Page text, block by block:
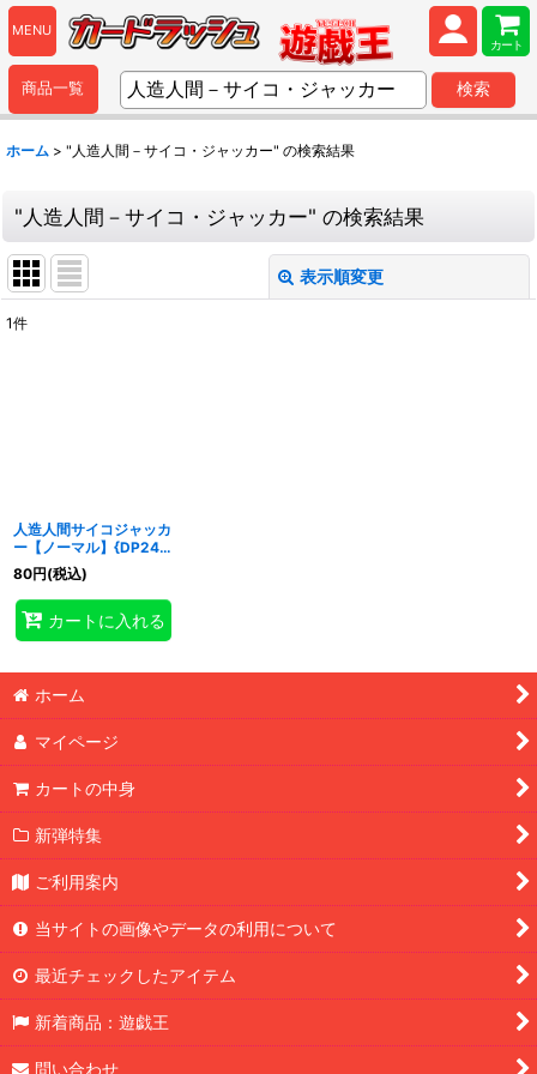
MENU
カート
商品一覧 検索
ホーム > "人造人間－サイコ・ジャッカー" の検索結果
"人造人間－サイコ・ジャッカー" の検索結果
表示順変更
カテゴリ:
特集:
1件
人造人間サイコジャッカ
ー【ノーマル】{DP24-
JP041}《モンスター》
80円(税込)
カートに入れる
ホーム
マイページ
カートの中身
新弾特集
ご利用案内
当サイトの画像やデータの利用について
最近チェックしたアイテム
新着商品：遊戯王
問い合わせ